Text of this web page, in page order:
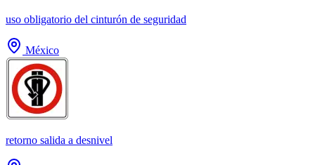
uso obligatorio del cinturón de seguridad
México
retorno salida a desnivel